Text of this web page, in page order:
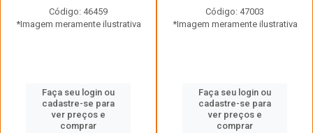
Código: 46459
*Imagem meramente ilustrativa
Faça seu login ou
cadastre-se para
ver preços e
comprar
Código: 47003
*Imagem meramente ilustrativa
Faça seu login ou
cadastre-se para
ver preços e
comprar